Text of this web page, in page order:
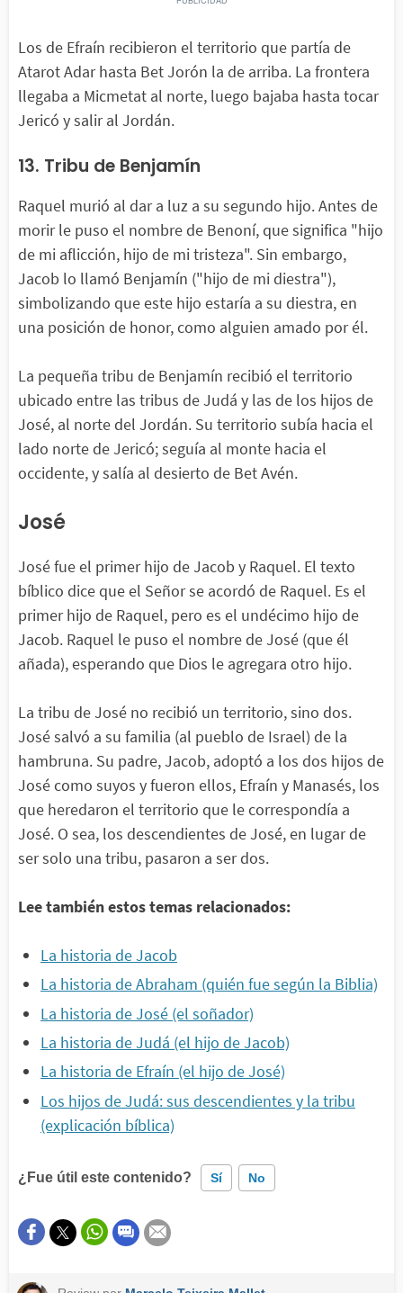
Los de Efraín recibieron el territorio que partía de
Atarot Adar hasta Bet Jorón la de arriba. La frontera
llegaba a Micmetat al norte, luego bajaba hasta tocar
Jericó y salir al Jordán.
13. Tribu de Benjamín
Raquel murió al dar a luz a su segundo hijo. Antes de
morir le puso el nombre de Benoní, que significa "hijo
de mi aflicción, hijo de mi tristeza". Sin embargo,
Jacob lo llamó Benjamín ("hijo de mi diestra"),
simbolizando que este hijo estaría a su diestra, en
una posición de honor, como alguien amado por él.
La pequeña tribu de Benjamín recibió el territorio
ubicado entre las tribus de Judá y las de los hijos de
José, al norte del Jordán. Su territorio subía hacia el
lado norte de Jericó; seguía al monte hacia el
occidente, y salía al desierto de Bet Avén.
José
José fue el primer hijo de Jacob y Raquel. El texto
bíblico dice que el Señor se acordó de Raquel. Es el
primer hijo de Raquel, pero es el undécimo hijo de
Jacob. Raquel le puso el nombre de José (que él
añada), esperando que Dios le agregara otro hijo.
La tribu de José no recibió un territorio, sino dos.
José salvó a su familia (al pueblo de Israel) de la
hambruna. Su padre, Jacob, adoptó a los dos hijos de
José como suyos y fueron ellos, Efraín y Manasés, los
que heredaron el territorio que le correspondía a
José. O sea, los descendientes de José, en lugar de
ser solo una tribu, pasaron a ser dos.
Lee también estos temas relacionados:
La historia de Jacob
La historia de Abraham (quién fue según la Biblia)
La historia de José (el soñador)
La historia de Judá (el hijo de Jacob)
La historia de Efraín (el hijo de José)
Los hijos de Judá: sus descendientes y la tribu
(explicación bíblica)
¿Fue útil este contenido? Sí No
Este contenido contiene información incorrecta